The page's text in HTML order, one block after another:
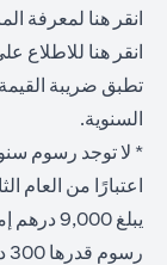
انقر هنا لمعرفة
انقر هنا للاطلاع
السنوية.
* لا توجد رسوم
اعتبارًا من العام
يبلغ